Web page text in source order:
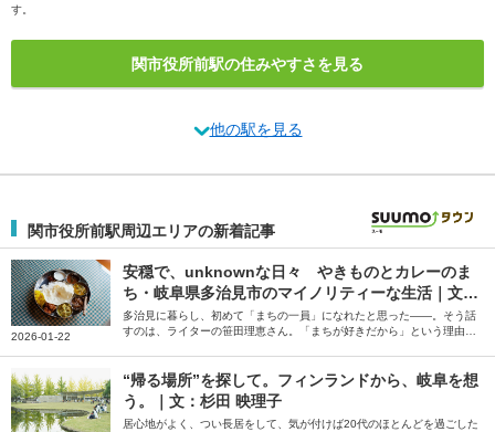
す。
関市役所前駅の住みやすさを見る
他の駅を見る
関市役所前駅周辺エリアの新着記事
2026-01-22
安穏で、unknownな日々 やきものとカレーのま
ち・岐阜県多治見市のマイノリティーな生活｜文・
笹田理恵（ライター）
多治見に暮らし、初めて「まちの一員」になれたと思った――。そう話
すのは、ライターの笹田理恵さん。「まちが好きだから」という理由だ
“帰る場所”を探して。フィンランドから、岐阜を想
う。｜文：杉田 映理子
居心地がよく、つい長居をして、気が付けば20代のほとんどを過ごした